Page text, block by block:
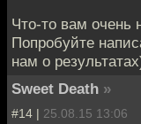
Что-то вам очень
Попробуйте
нам о
Sweet Death »
#14 | 25.08.15 13:06